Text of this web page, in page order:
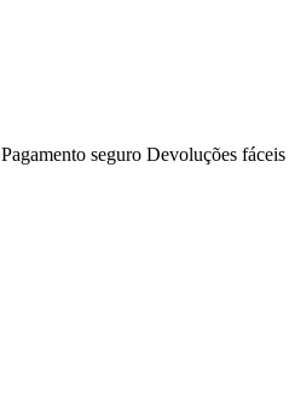
Pagamento seguro Devoluções fáceis